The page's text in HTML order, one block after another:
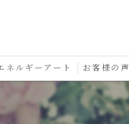
ネルギーアート お客様の声
口コミ